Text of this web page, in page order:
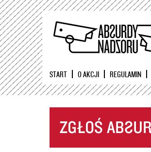
START O AKCJI REGULAMIN